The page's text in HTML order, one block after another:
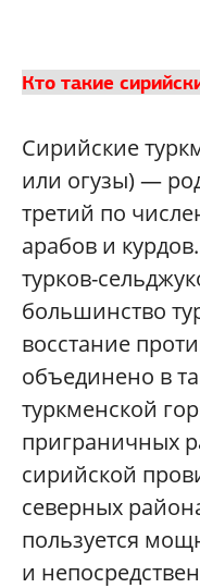
Кто такие
Сирийские
или огузы) —
третий по
арабов и
турков-
большинство
восстание
объединено в
туркменской
приграничных
сирийской
северных
пользуется
и